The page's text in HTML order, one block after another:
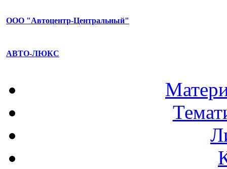
ООО "Автоцентр-Центральный"
АВТО-ЛЮКС